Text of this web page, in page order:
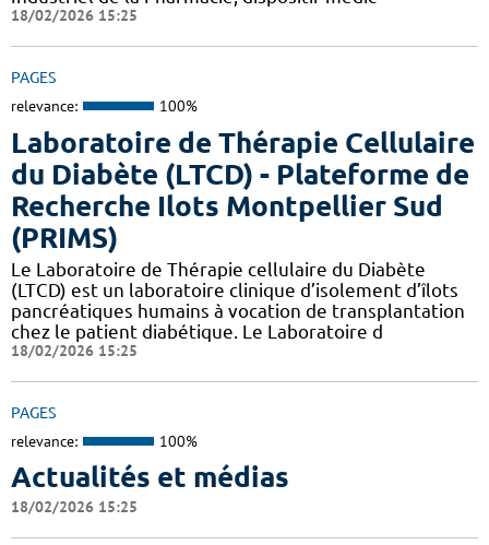
18/02/2026 15:25
PAGES
relevance: 100%
Laboratoire de Thérapie Cellulaire
du Diabète (LTCD) - Plateforme de
Recherche Ilots Montpellier Sud
(PRIMS)
Le Laboratoire de Thérapie cellulaire du Diabète
(LTCD) est un laboratoire clinique d’isolement d’îlots
pancréatiques humains à vocation de transplantation
chez le patient diabétique. Le Laboratoire d
18/02/2026 15:25
PAGES
relevance: 100%
Actualités et médias
18/02/2026 15:25